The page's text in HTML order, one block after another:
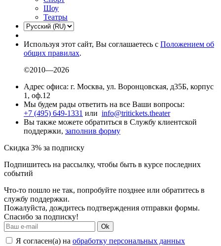
Шоу
Театры
Используя этот сайт, Вы соглашаетесь с Положением об
общих правилах.
©2010—2026
Адрес офиса: г. Москва, ул. Воронцовская, д35Б, корпус
1, оф.12
Мы будем рады ответить на все Ваши вопросы:
+7 (495) 649-1331 или info@tritickets.theater
Вы также можете обратиться в Службу клиентской
поддержки, заполнив форму
Скидка 3% за подписку
Подпишитесь на рассылку, чтобы быть в курсе последних
событий
Что-то пошло не так, попробуйте позднее или обратитесь в
службу поддержки.
Пожалуйста, дождитесь подтверждения отправки формы.
Спасибо за подписку!
Ok
Я согласен(а) на обработку персональных данных